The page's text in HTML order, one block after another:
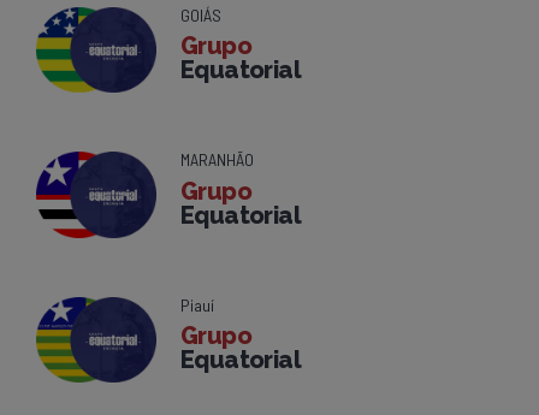
GOIÁS
Grupo
Equatorial
MARANHÃO
Grupo
Equatorial
Piauí
Grupo
Equatorial